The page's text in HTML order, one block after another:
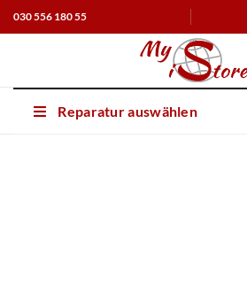
030 556 180 55
Reparatur auswählen